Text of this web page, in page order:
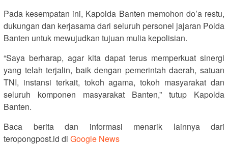
Pada kesempatan ini, Kapolda Banten memohon do’a restu,
dukungan dan kerjasama dari seluruh personel jajaran Polda
Banten untuk mewujudkan tujuan mulia kepolisian.
“Saya berharap, agar kita dapat terus memperkuat sinergi
yang telah terjalin, baik dengan pemerintah daerah, satuan
TNI, instansi terkait, tokoh agama, tokoh masyarakat dan
seluruh komponen masyarakat Banten,” tutup Kapolda
Banten.
Baca berita dan informasi menarik lainnya dari
teropongpost.id di Google News